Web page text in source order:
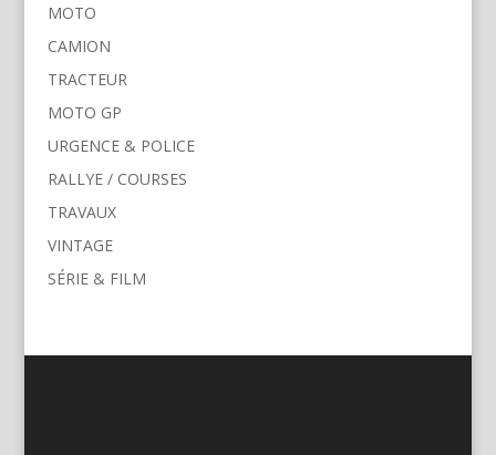
MOTO
CAMION
TRACTEUR
MOTO GP
URGENCE & POLICE
RALLYE / COURSES
TRAVAUX
VINTAGE
SÉRIE & FILM